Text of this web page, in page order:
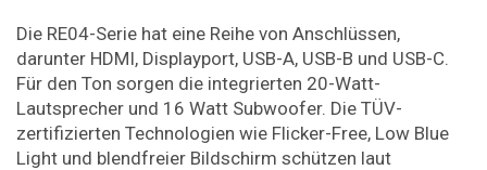
Die RE04-Serie hat eine Reihe von Anschlüssen,
darunter HDMI, Displayport, USB-A, USB-B und USB-C.
Für den Ton sorgen die integrierten 20-Watt-
Lautsprecher und 16 Watt Subwoofer. Die TÜV-
zertifizierten Technologien wie Flicker-Free, Low Blue
Light und blendfreier Bildschirm schützen laut